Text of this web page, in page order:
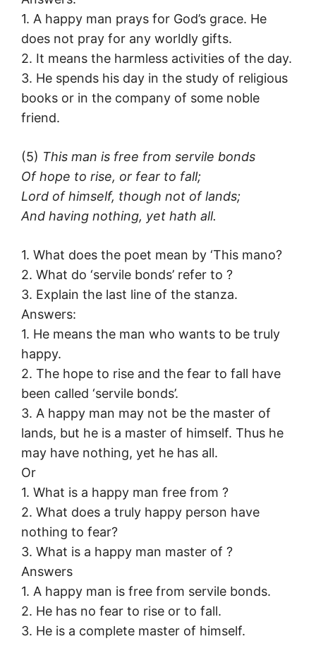
1. A happy man prays for God’s grace. He
does not pray for any worldly gifts.
2. It means the harmless activities of the day.
3. He spends his day in the study of religious
books or in the company of some noble
friend.
(5) This man is free from servile bonds
Of hope to rise, or fear to fall;
Lord of himself, though not of lands;
And having nothing, yet hath all.
1. What does the poet mean by ‘This mano?
2. What do ‘servile bonds’ refer to ?
3. Explain the last line of the stanza.
Answers:
1. He means the man who wants to be truly
happy.
2. The hope to rise and the fear to fall have
been called ‘servile bonds’.
3. A happy man may not be the master of
lands, but he is a master of himself. Thus he
may have nothing, yet he has all.
Or
1. What is a happy man free from ?
2. What does a truly happy person have
nothing to fear?
3. What is a happy man master of ?
Answers
1. A happy man is free from servile bonds.
2. He has no fear to rise or to fall.
3. He is a complete master of himself.